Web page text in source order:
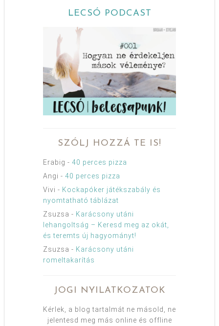
LECSÓ PODCAST
SZÓLJ HOZZÁ TE IS!
Erabig - 40 perces pizza
Angi - 40 perces pizza
Vivi - Kockapóker játékszabály és
nyomtatható táblázat
Zsuzsa - Karácsony utáni
lehangoltság – Keresd meg az okát,
és teremts új hagyományt!
Zsuzsa - Karácsony utáni
romeltakarítás
JOGI NYILATKOZATOK
Kérlek, a blog tartalmát ne másold, ne
jelentesd meg más online és offline